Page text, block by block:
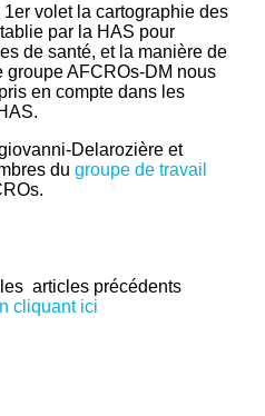
volet la cartographie des
par la HAS pour
de santé, et la manière de
groupe AFCROs-DM nous
en compte dans les
Delarozière et
du groupe de travail
articles précédents
cliquant ici